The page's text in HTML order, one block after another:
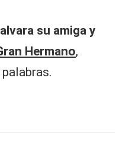
su amiga y
Hermano,